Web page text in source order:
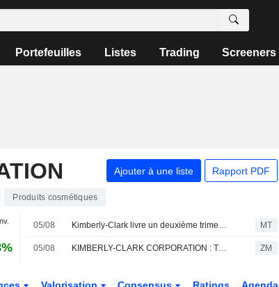
Portefeuilles Listes Trading Screeners
Ajouter à une liste Rapport PDF
Produits cosmétiques
05/08 Kimberly-Clark livre un deuxième trimestre solide malgré des vents contraires sur les ventes, selon RBC MT
05/08 KIMBERLY-CLARK CORPORATION : TD Cowen maintient sa recommandation à l'achat ZM